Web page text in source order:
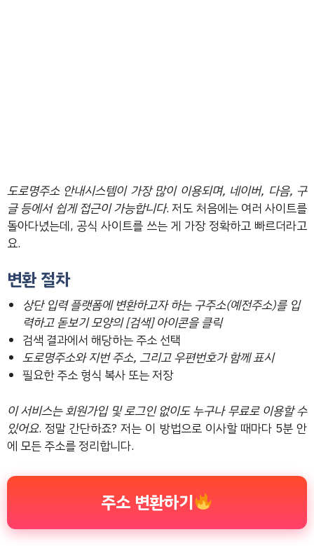
도로명주소 안내시스템이 가장 많이 이용되며, 네이버, 다음, 구
글 등에서 쉽게 접근이 가능합니다. 저도 처음에는 여러 사이트를
돌아다녔는데, 공식 사이트를 쓰는 게 가장 정확하고 빠르더라고
요.
변환 절차
상단 입력 플랫폼에 변환하고자 하는 구주소(예전주소)를 입
력하고 돋보기 모양의 [검색] 아이콘을 클릭
검색 결과에서 해당하는 주소 선택
도로명주소와 지번 주소, 그리고 우편번호가 함께 표시
필요한 주소 형식 복사 또는 저장
이 서비스는 회원가입 및 로그인 없이도 누구나 무료로 이용할 수
있어요. 정말 간단하죠? 저는 이 방법으로 이사할 때마다 5분 안
에 모든 주소를 정리합니다.
주소 변환하기